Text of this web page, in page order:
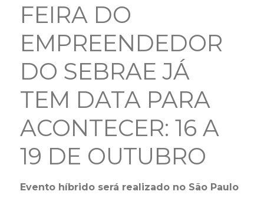
FEIRA DO
EMPREENDEDOR
DO SEBRAE JÁ
TEM DATA PARA
ACONTECER: 16 A
19 DE OUTUBRO
Evento híbrido será realizado no São Paulo